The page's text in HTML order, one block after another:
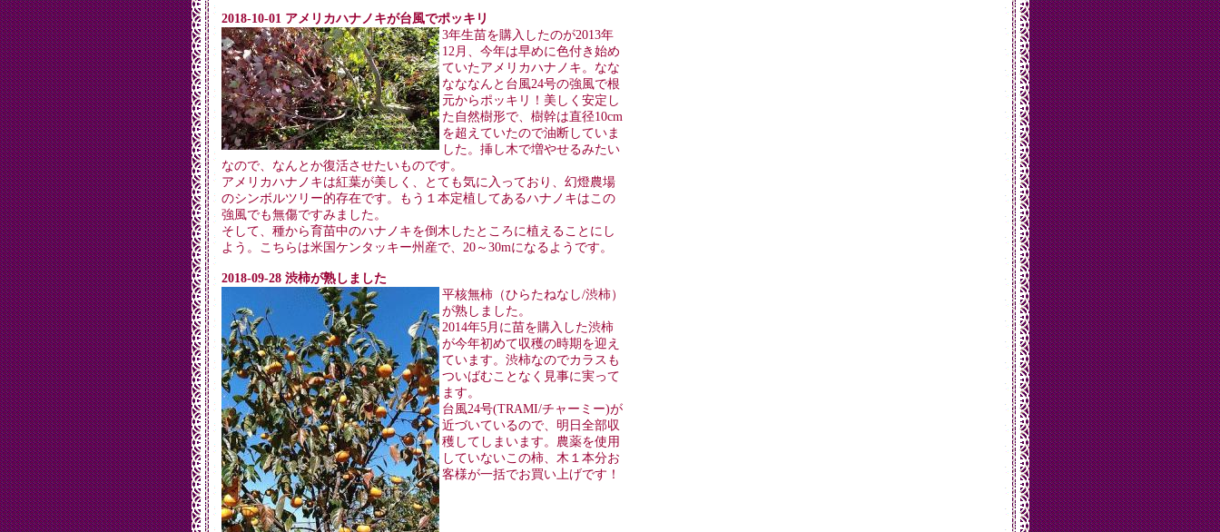
2018-10-01 アメリカハナノキが台風でポッキリ
3年生苗を購入したのが2013年
12月、今年は早めに色付き始め
ていたアメリカハナノキ。なな
なななんと台風24号の強風で根
元からポッキリ！美しく安定し
た自然樹形で、樹幹は直径10cm
を超えていたので油断していま
した。挿し木で増やせるみたい
なので、なんとか復活させたいものです。
アメリカハナノキは紅葉が美しく、とても気に入っており、幻燈農場
のシンボルツリー的存在です。もう１本定植してあるハナノキはこの
強風でも無傷ですみました。
そして、種から育苗中のハナノキを倒木したところに植えることにし
よう。こちらは米国ケンタッキー州産で、20～30mになるようです。
2018-09-28 渋柿が熟しました
平核無柿（ひらたねなし/渋柿）
が熟しました。
2014年5月に苗を購入した渋柿
が今年初めて収穫の時期を迎え
ています。渋柿なのでカラスも
ついばむことなく見事に実って
ます。
台風24号(TRAMI/チャーミー)が
近づいているので、明日全部収
穫してしまいます。農薬を使用
していないこの柿、木１本分お
客様が一括でお買い上げです！